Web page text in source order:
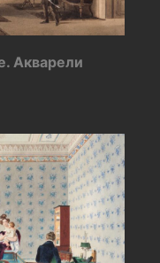
Акварели